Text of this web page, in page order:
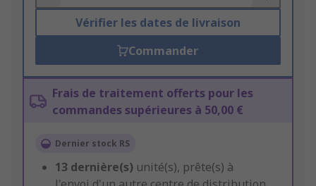
Vérifier les dates de livraison
Commander
Frais de traitement offerts pour les
commandes supérieures à 50,00 €
Dernier stock RS
13 dernière(s) unité(s), prête(s) à